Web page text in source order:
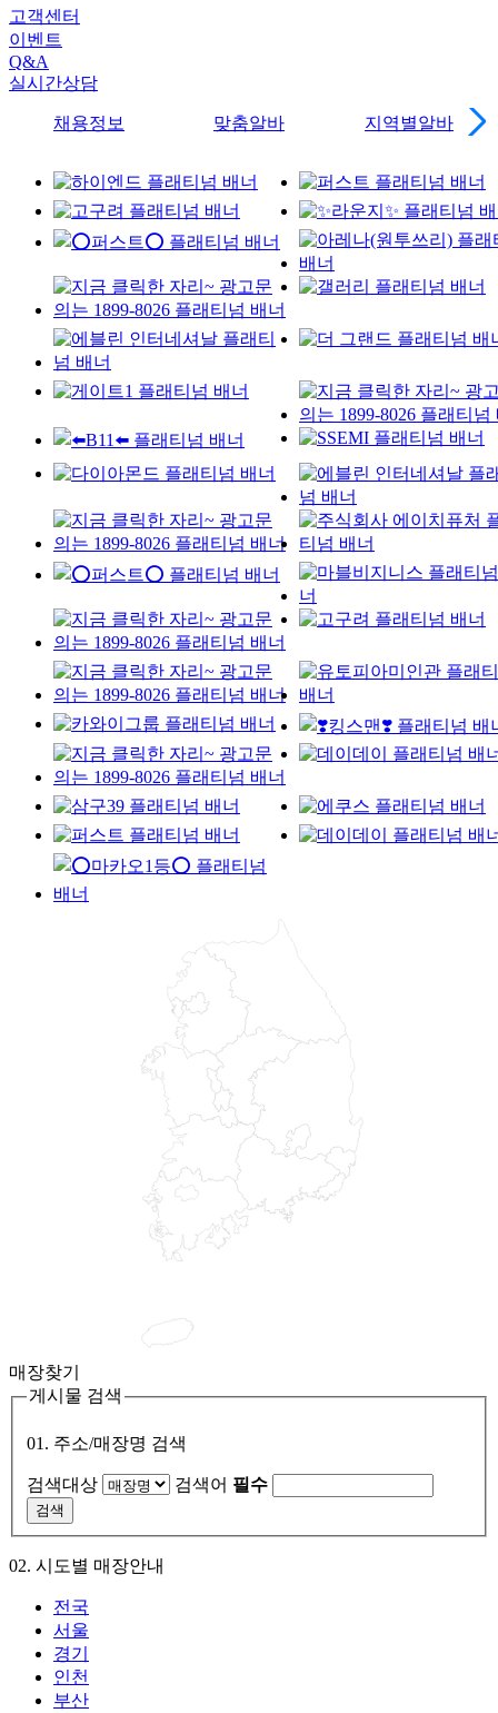
고객센터
이벤트
Q&A
실시간상담
채용정보 맞춤알바 지역별알바
매장찾기
01. 주소/매장명 검색
게시물 검색
검색대상 검색어 필수
02. 시도별 매장안내
전국
서울
경기
인천
부산